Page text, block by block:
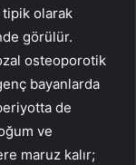
tipik olarak
görülür.
osteoporotik
bayanlarda
de
ve
maruz kalır;